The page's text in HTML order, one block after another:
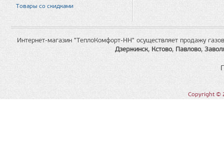
Товары со скидками
Интернет-магазин "ТеплоКомфорт-НН" осуществляет продажу
Дзержинск, Кстово, Павлово,
Copyright ©